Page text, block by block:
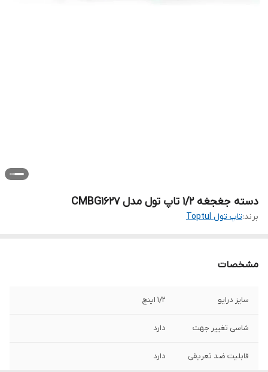
دسته جغجغه 1/2 تاپ تول مدل CMBG1627
برند:تاپ تول Toptul
مشخصات
سایز درایو 1/2 اینچ
شاسی تغییر جهت دارد
قابلیت ضد تعریقی دارد